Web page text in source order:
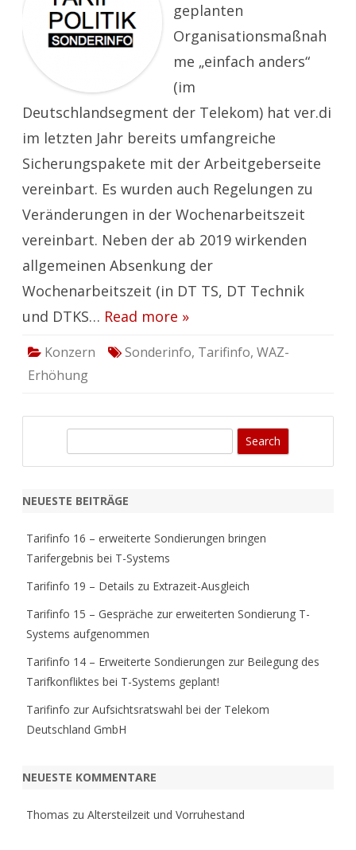
geplanten
Organisationsmaßnah
me „einfach anders“
(im
Deutschlandsegment der Telekom) hat ver.di
im letzten Jahr bereits umfangreiche
Sicherungspakete mit der Arbeitgeberseite
vereinbart. Es wurden auch Regelungen zu
Veränderungen in der Wochenarbeitszeit
vereinbart. Neben der ab 2019 wirkenden
allgemeinen Absenkung der
Wochenarbeitszeit (in DT TS, DT Technik
und DTKS… Read more »
Konzern Sonderinfo, Tarifinfo, WAZ-
Erhöhung
r
h
NEUESTE BEITRÄGE
Tarifinfo 16 – erweiterte Sondierungen bringen
Tarifergebnis bei T-Systems
Tarifinfo 19 – Details zu Extrazeit-Ausgleich
Tarifinfo 15 – Gespräche zur erweiterten Sondierung T-
Systems aufgenommen
Tarifinfo 14 – Erweiterte Sondierungen zur Beilegung des
Tarifkonfliktes bei T-Systems geplant!
Tarifinfo zur Aufsichtsratswahl bei der Telekom
Deutschland GmbH
NEUESTE KOMMENTARE
Thomas zu Altersteilzeit und Vorruhestand